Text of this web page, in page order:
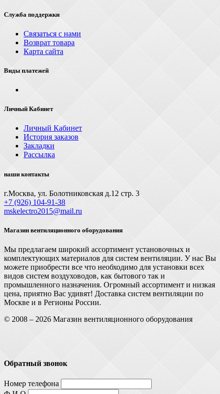
Служба поддержки
Связаться с нами
Возврат товара
Карта сайта
Виды платежей
Личный Кабинет
Личный Кабинет
История заказов
Закладки
Рассылка
наши контакты
г.Москва, ул. Болотниковская д.12 стр. 3
+7 (926) 104-91-З8
mskelectro2015@mail.ru
Магазин вентиляционного оборудования
Мы предлагаем широкий ассортимент установочных и
комплектующих материалов для систем вентиляции. У нас Вы
можете приобрести все что необходимо для установки всех
видов систем воздуховодов, как бытового так и
промышленного назначения. Огромный ассортимент и низкая
цена, приятно Вас удивят! Доставка систем вентиляции по
Москве и в Регионы России.
© 2008 – 2026 Магазин вентиляционного оборудования
Обратный звонок
Номер телефона